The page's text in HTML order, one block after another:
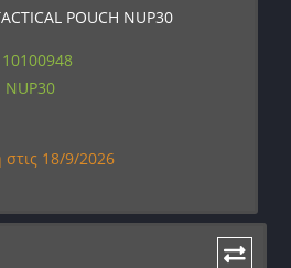
POUCH NUP30
NUP30
18/9/2026